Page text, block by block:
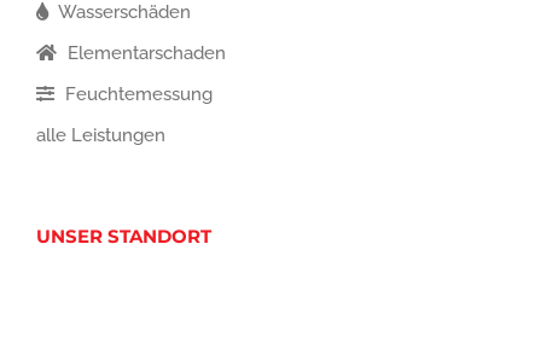
Wasserschäden
Elementarschaden
Feuchtemessung
alle Leistungen
UNSER STANDORT